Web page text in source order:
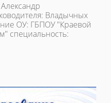
Владычных
ОУ: ГБПОУ "Краевой
специальность: